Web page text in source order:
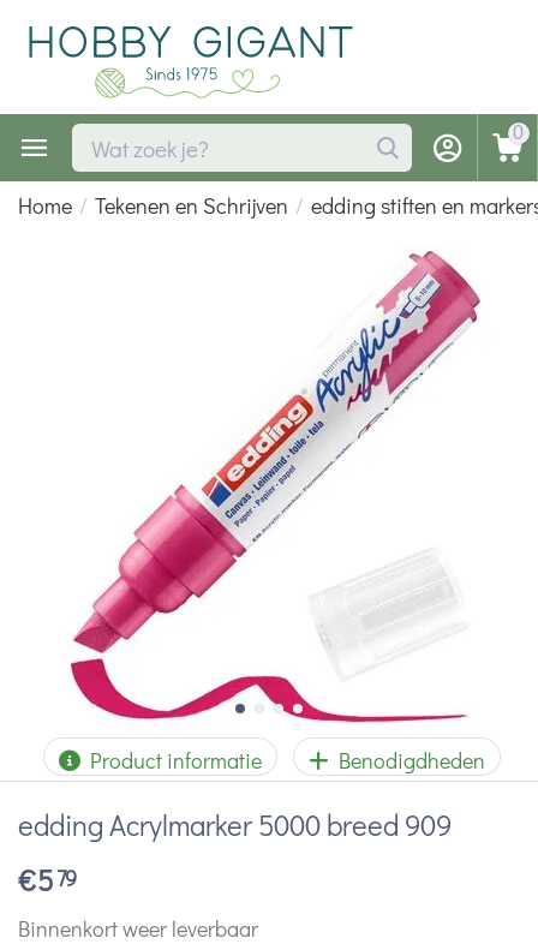
0
Home / Tekenen en Schrijven / edding stiften en
Product informatie Benodigdheden
edding Acrylmarker 5000 breed 909
€579
Binnenkort weer leverbaar